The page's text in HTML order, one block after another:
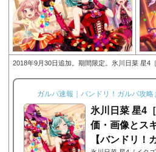
2018年9月30日追加。期間限定。氷川日菜 星4
ガルパ速報｜バンドリ！ガルパ攻
氷川日菜 星4
価・画像とス
【バンドリ！